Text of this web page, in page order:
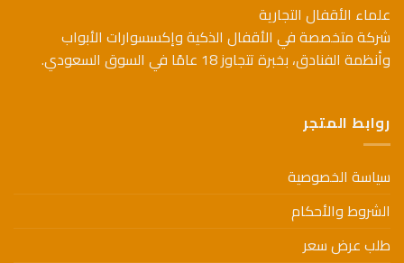
يمكن
اختيار
الخيارات
على
المنتج
يمكن
اختيار
الخيارات
علماء الأقفال التجارية
شركة متخصصة في الأقفال الذكية وإكسسوارات الأبواب
وأنظمة الفنادق، بخبرة تتجاوز 18 عامًا في السوق السعودي.
روابط المتجر
سياسة الخصوصية
الشروط والأحكام
طلب عرض سعر